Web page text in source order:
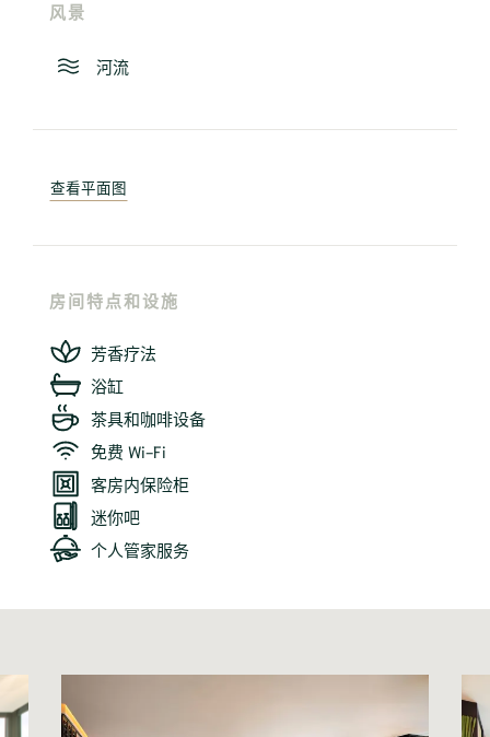
风景
河流
查看平面图
房间特点和设施
芳香疗法
浴缸
茶具和咖啡设备
免费 Wi-Fi
客房内保险柜
迷你吧
个人管家服务